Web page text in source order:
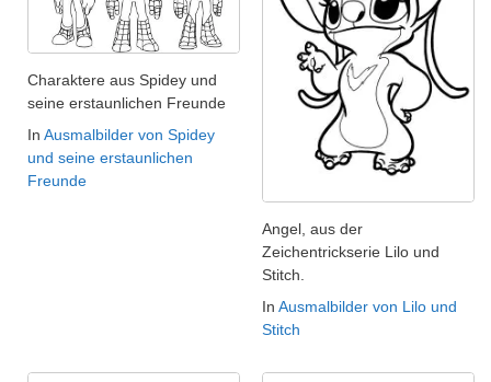
Charaktere aus Spidey und
seine erstaunlichen Freunde
In Ausmalbilder von Spidey
und seine erstaunlichen
Freunde
Angel, aus der
Zeichentrickserie Lilo und
Stitch.
In Ausmalbilder von Lilo und
Stitch